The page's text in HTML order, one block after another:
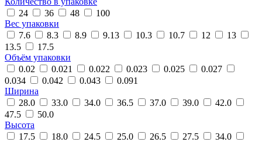
24
36 48
100
Вес упаковки
7.6
8.3 8.9 9.13 10.3 10.7 12
13
13.5
17.5
Объём упаковки
0.02
0.021 0.022 0.023 0.025
0.027
0.034
0.042 0.043
0.091
Ширина
28.0
33.0 34.0 36.5 37.0 39.0
42.0
47.5
50.0
Высота
17.5
18.0 24.5 25.0 26.5 27.5
34.0